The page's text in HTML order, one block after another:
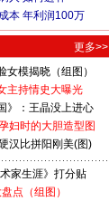
本 年利润100万
更多>>
女模揭晓（组图）
主持情史大曝光
》：王晶没上进心
妇时的大胆造型图
汉比拼阳刚美(图)
家生涯》打分贴
点（组图）